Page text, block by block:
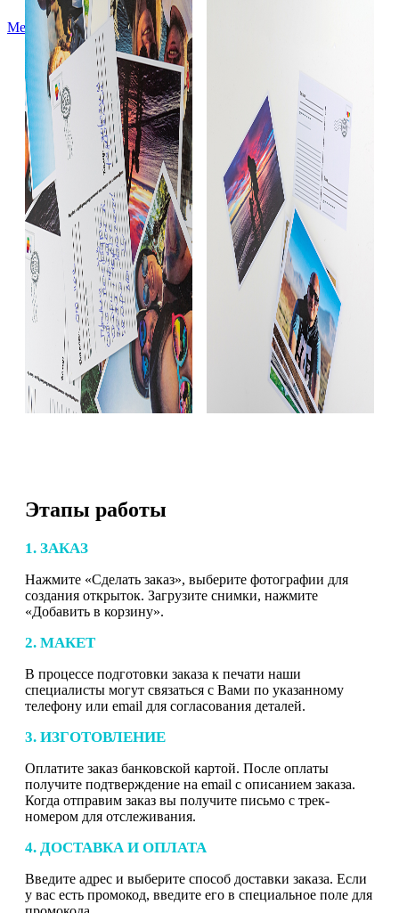
Меню
Этапы работы
1. ЗАКАЗ
Нажмите «Сделать заказ», выберите фотографии для
создания открыток. Загрузите снимки, нажмите
«Добавить в корзину».
2. МАКЕТ
В процессе подготовки заказа к печати наши
специалисты могут связаться с Вами по указанному
телефону или email для согласования деталей.
3. ИЗГОТОВЛЕНИЕ
Оплатите заказ банковской картой. После оплаты
получите подтверждение на email с описанием заказа.
Когда отправим заказ вы получите письмо с трек-
номером для отслеживания.
4. ДОСТАВКА И ОПЛАТА
Введите адрес и выберите способ доставки заказа. Если
у вас есть промокод, введите его в специальное поле для